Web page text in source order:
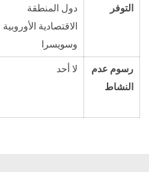
التوفر
دول المنطقة
الاقتصادية الأوروبية
وسويسرا
رسوم عدم
النشاط
لا أحد